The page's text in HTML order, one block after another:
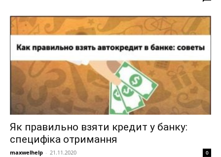
Як правильно взяти кредит у банку:
специфіка отримання
maxwelhelp - 21.11.2020 0